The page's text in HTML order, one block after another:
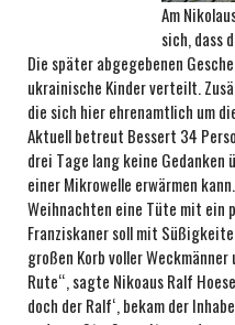
Am
sich, dass
Die später abgegebenen
ukrainische Kinder verteilt.
die sich hier ehrenamtlich um
Aktuell betreut Bessert 34
drei Tage lang keine Gedanken
einer Mikrowelle erwärmen
Weihnachten eine Tüte mit ein
Franziskaner soll mit
großen Korb voller
Rute“, sagte Niko­aus Ralf
doch der Ralf‘, bekam der